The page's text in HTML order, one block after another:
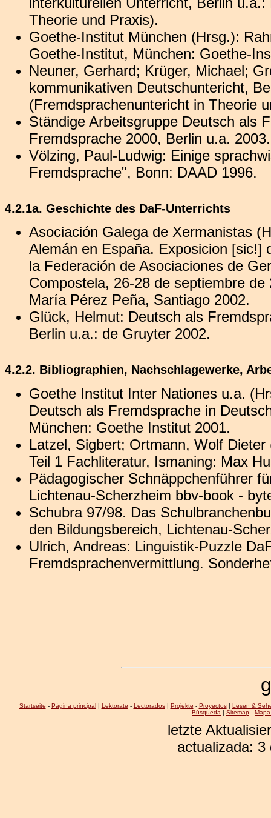
Theorie und Praxis).
Goethe-Institut München (Hrsg.):
Goethe-Institut, München: Goethe-
Neuner, Gerhard; Krüger, Michael;
kommunikativen Deutschuntericht,
(Fremdsprachenuntericht in Theorie
Ständige Arbeitsgruppe Deutsch als
Fremdsprache 2000, Berlin u.a. 2003.
Völzing, Paul-Ludwig: Einige
Fremdsprache", Bonn: DAAD 1996.
4.2.1a. Geschichte des DaF-Unterrichts
Asociación Galega de Xermanistas
Alemán en España. Exposicion [sic!]
la Federación de Asociaciones de
Compostela, 26-28 de septiembre
María Pérez Peña, Santiago 2002.
Glück, Helmut: Deutsch als
Berlin u.a.: de Gruyter 2002.
4.2.2. Bibliographien, Nachschlagewerke,
Goethe Institut Inter Nationes u.a.
Deutsch als Fremdsprache in
München: Goethe Institut 2001.
Latzel, Sigbert; Ortmann, Wolf
Teil 1 Fachliteratur, Ismaning: Max
Pädagogischer Schnäppchenführer
Lichtenau-Scherzheim bbv-book -
Schubra 97/98. Das
den Bildungsbereich, Lichtenau-
Ulrich, Andreas: Linguistik-Puzzle
Fremdsprachenvermittlung.
Startseite - Página principal| Lektorate - Lectorados| Projekte - Proyectos| Lesen &
Búsqueda | Sitemap -
letzte
actualizada: 3